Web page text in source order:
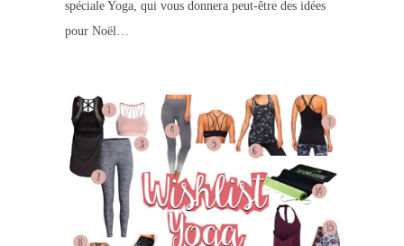
spéciale Yoga, qui vous donnera peut-être des idées
pour Noël…